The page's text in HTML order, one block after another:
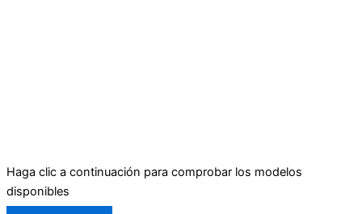
Haga clic a continuación para comprobar los modelos
disponibles